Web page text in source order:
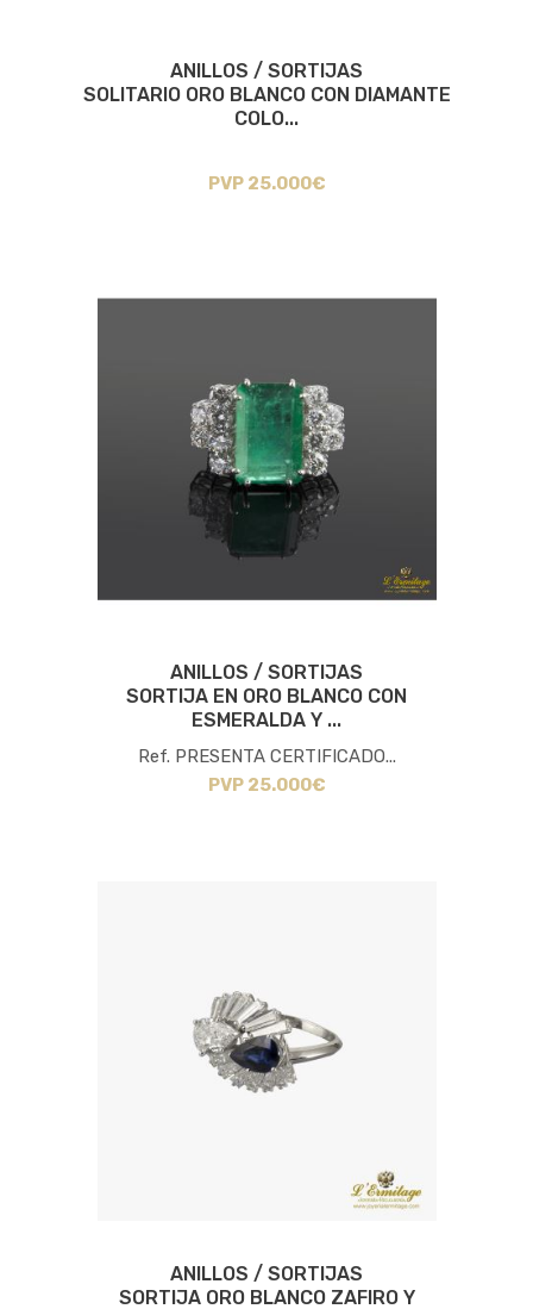
ANILLOS / SORTIJAS
SOLITARIO ORO BLANCO CON DIAMANTE
COLO...
PVP 25.000€
ANILLOS / SORTIJAS
SORTIJA EN ORO BLANCO CON
ESMERALDA Y ...
Ref. PRESENTA CERTIFICADO...
PVP 25.000€
ANILLOS / SORTIJAS
SORTIJA ORO BLANCO ZAFIRO Y